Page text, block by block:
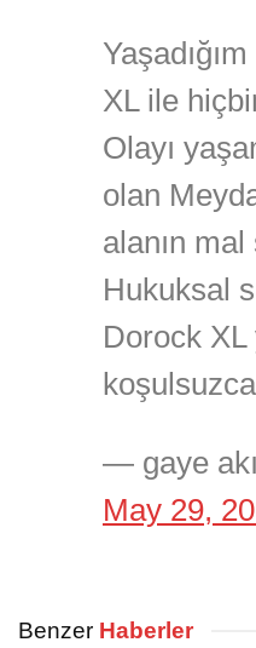
XL ile
Olayı
olan
alanın
Hukuksal
Dorock XL
— gaye
May 29,
Benzer Haberler